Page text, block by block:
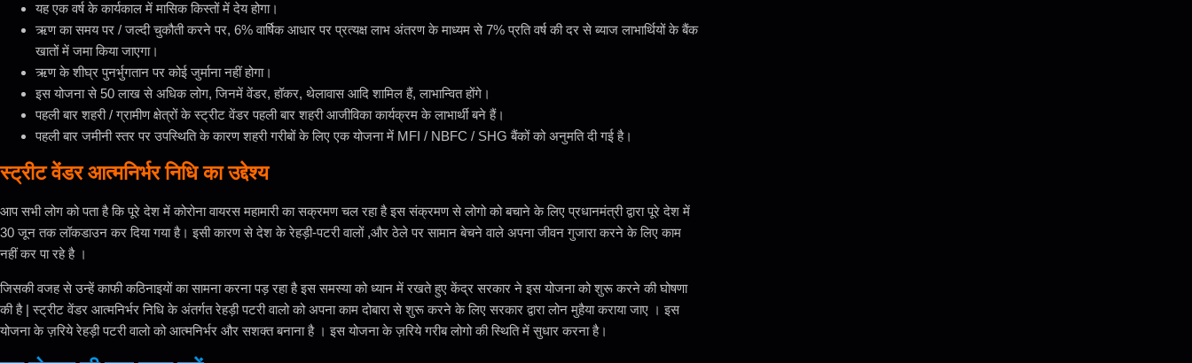
यह एक वर्ष के कार्यकाल में मासिक किस्तों में देय होगा।
ऋण का समय पर / जल्दी चुकौती करने पर, 6% वार्षिक आधार पर प्रत्यक्ष लाभ अंतरण के माध्यम से 7% प्रति वर्ष की दर से ब्याज लाभार्थियों के बैंक
खातों में जमा किया जाएगा।
ऋण के शीघ्र पुनर्भुगतान पर कोई जुर्माना नहीं होगा।
इस योजना से 50 लाख से अधिक लोग, जिनमें वेंडर, हॉकर, थेलावास आदि शामिल हैं, लाभान्वित होंगे।
पहली बार शहरी / ग्रामीण क्षेत्रों के स्ट्रीट वेंडर पहली बार शहरी आजीविका कार्यक्रम के लाभार्थी बने हैं।
पहली बार जमीनी स्तर पर उपस्थिति के कारण शहरी गरीबों के लिए एक योजना में MFI / NBFC / SHG बैंकों को अनुमति दी गई है।
स्ट्रीट वेंडर आत्मनिर्भर निधि का उद्देश्य
आप सभी लोग को पता है कि पूरे देश में कोरोना वायरस महामारी का सक्रमण चल रहा है इस संक्रमण से लोगो को बचाने के लिए प्रधानमंत्री द्वारा पूरे देश में
30 जून तक लॉकडाउन कर दिया गया है। इसी कारण से देश के रेहड़ी-पटरी वालों ,और ठेले पर सामान बेचने वाले अपना जीवन गुजारा करने के लिए काम
नहीं कर पा रहे है ।
जिसकी वजह से उन्हें काफी कठिनाइयों का सामना करना पड़ रहा है इस समस्या को ध्यान में रखते हुए केंद्र सरकार ने इस योजना को शुरू करने की घोषणा
की है | स्ट्रीट वेंडर आत्मनिर्भर निधि के अंतर्गत रेहड़ी पटरी वालो को अपना काम दोबारा से शुरू करने के लिए सरकार द्वारा लोन मुहैया कराया जाए । इस
योजना के ज़रिये रेहड़ी पटरी वालो को आत्मनिर्भर और सशक्त बनाना है । इस योजना के ज़रिये गरीब लोगो की स्थिति में सुधार करना है।